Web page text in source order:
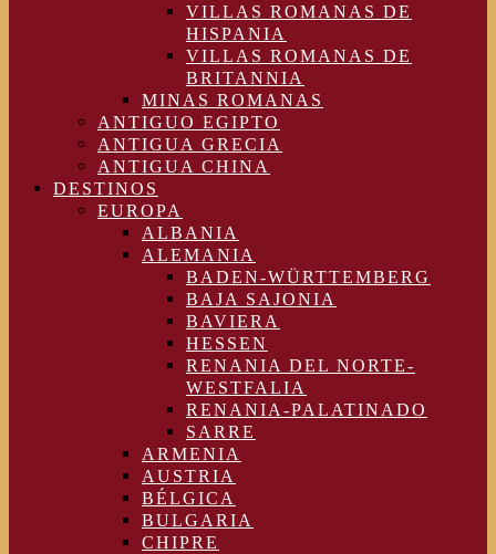
VILLAS ROMANAS DE
HISPANIA
VILLAS ROMANAS DE
BRITANNIA
MINAS ROMANAS
ANTIGUO EGIPTO
ANTIGUA GRECIA
ANTIGUA CHINA
DESTINOS
EUROPA
ALBANIA
ALEMANIA
BADEN-WÜRTTEMBERG
BAJA SAJONIA
BAVIERA
HESSEN
RENANIA DEL NORTE-
WESTFALIA
RENANIA-PALATINADO
SARRE
ARMENIA
AUSTRIA
BÉLGICA
BULGARIA
CHIPRE